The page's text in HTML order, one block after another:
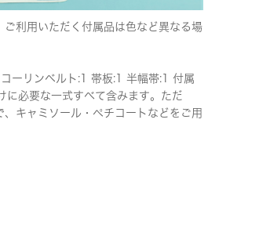
利用いただく付属品は色など異なる場
ーリンベルト:1 帯板:1 半幅帯:1 付属
必要な一式すべて含みます。ただ
、キャミソール・ペチコートなどをご用